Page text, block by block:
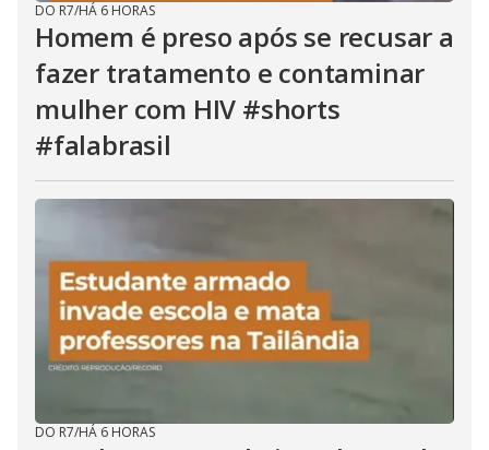
DO R7/HÁ 6 HORAS
Homem é preso após se recusar a
fazer tratamento e contaminar
mulher com HIV #shorts
#falabrasil
DO R7/HÁ 6 HORAS